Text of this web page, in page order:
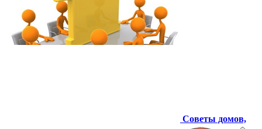
Советы домов,